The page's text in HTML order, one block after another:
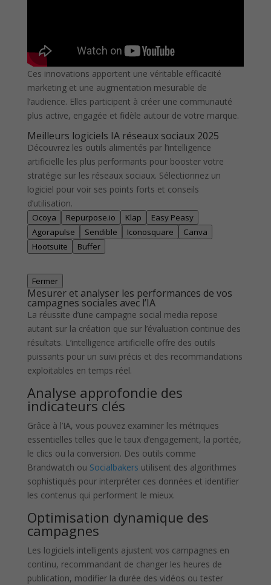
Ces innovations apportent une véritable efficacité
marketing et une augmentation mesurable de
l’audience. Elles participent à créer une communauté
plus active, engagée et fidèle autour de votre marque.
Meilleurs logiciels IA réseaux sociaux 2025
Découvrez les outils alimentés par l’intelligence
artificielle les plus performants pour booster votre
stratégie sur les réseaux sociaux. Sélectionnez un
logiciel pour voir ses points forts et conseils
d’utilisation.
Ocoya Repurpose.io Klap
Easy Peasy
Agorapulse
Sendible Iconosquare
Canva
Hootsuite
Buffer
Fermer
Mesurer et analyser les performances de vos
campagnes sociales avec l’IA
La réussite d’une campagne social media repose
autant sur la création que sur l’évaluation continue des
résultats. L’intelligence artificielle offre des outils
puissants pour un suivi précis et des recommandations
exploitables en temps réel.
Analyse approfondie des
indicateurs clés
Grâce à l’IA, vous pouvez examiner les métriques
essentielles telles que le taux d’engagement, la portée,
le clics ou la conversion. Des outils comme
Brandwatch ou Socialbakers utilisent des algorithmes
sophistiqués pour interpréter ces données et identifier
les contenus qui performent le mieux.
Optimisation dynamique des
campagnes
Les logiciels intelligents ajustent vos campagnes en
continu, recommandant de changer les heures de
publication, modifier la durée des vidéos ou tester